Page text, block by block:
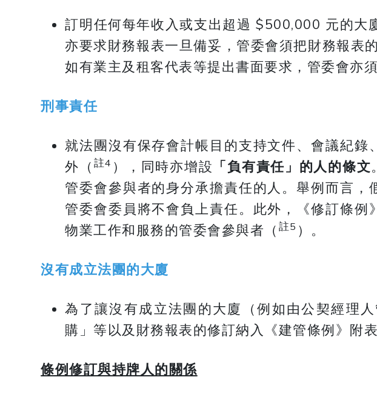
訂明任何每年收入或支出超過 $500,000 元的大
亦要求財務報表一旦備妥，管委會須把財務報表
如有業主及租客代表等提出書面要求，管委會亦
刑事責任
就法團沒有保存會計帳目的支持文件、會議紀
外（ 註4 ），同時亦增設 「負有責任」的人的條文
管委會參與者的身分承擔責任的人。舉例而言
管委會委員將不會負上責任。此外，《修訂條
物業工作和服務的管委會參與者（ 註5 ）。
沒有成立法團的大廈
為了讓沒有成立法團的大廈（例如由公契經理
購」等以及財務報表的修訂納入《建管條例》附
條例修訂與持牌人的關係